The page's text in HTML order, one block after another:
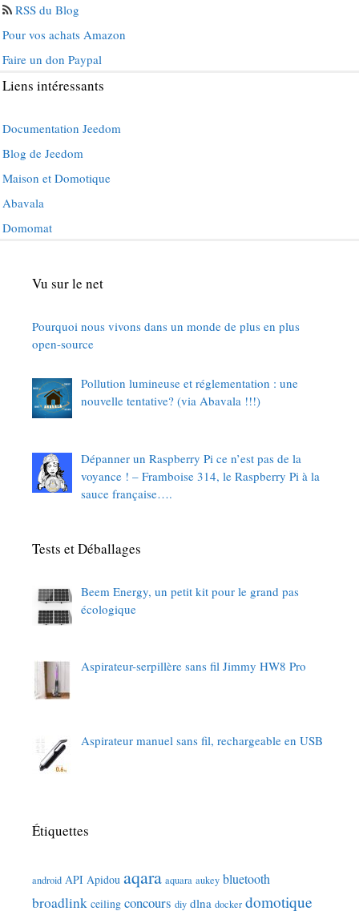
RSS du Blog
Pour vos achats Amazon
Faire un don Paypal
Liens intéressants
Documentation Jeedom
Blog de Jeedom
Maison et Domotique
Abavala
Domomat
Vu sur le net
Pourquoi nous vivons dans un monde de plus en plus
open-source
Pollution lumineuse et réglementation : une
nouvelle tentative? (via Abavala !!!)
Dépanner un Raspberry Pi ce n’est pas de la
voyance ! – Framboise 314, le Raspberry Pi à la
sauce française….
Tests et Déballages
Beem Energy, un petit kit pour le grand pas
écologique
Aspirateur-serpillère sans fil Jimmy HW8 Pro
Aspirateur manuel sans fil, rechargeable en USB
Étiquettes
android API Apidou aqara aquara aukey bluetooth
broadlink ceiling concours diy dlna docker domotique